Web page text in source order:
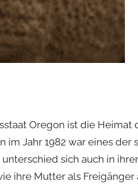
Oregon ist die Heimat
im Jahr 1982 war eines der
sich auch in
ihre Mutter als